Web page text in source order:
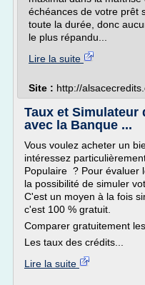
échéances de votre prêt
toute la durée, donc
le plus répandu...
Lire la suite
Site : http://
Taux et
avec la Banque ...
Vous voulez acheter un
intéressez
Populaire ? Pour évaluer
la possibilité de simuler
C'est un moyen à la fois
c'est 100 % gratuit.
Comparer gratuitement
Les taux des crédits...
Lire la suite